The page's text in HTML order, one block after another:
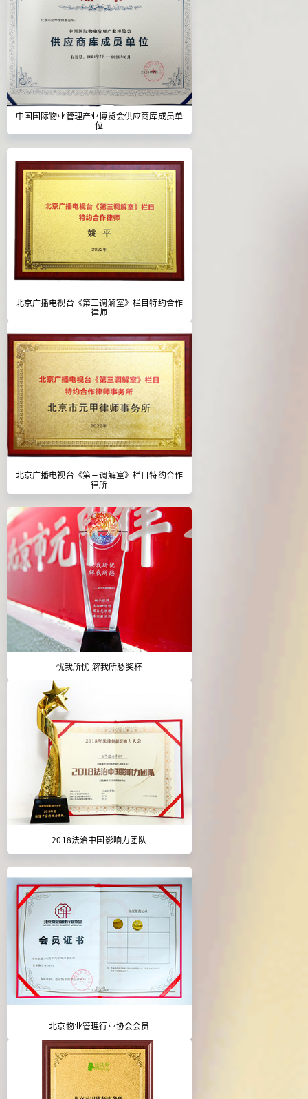
中国国际物业管理产业博览会供应商库成员单
位
北京广播电视台《第三调解室》栏目特约合作
律师
北京广播电视台《第三调解室》栏目特约合作
律所
忧我所忧 解我所愁奖杯
2018法治中国影响力团队
北京物业管理行业协会会员